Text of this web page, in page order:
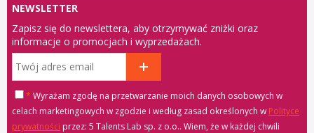
NEWSLETTER
Zapisz się do newslettera, aby otrzymywać zniżki oraz
informacje o promocjach i wyprzedażach.
* Wyrażam zgodę na przetwarzanie moich danych osobowych w
celach marketingowych w zgodzie i według zasad określonych w Polityce
prywatności
przez: 5 Talents Lab sp. z o.o.. Wiem, że w każdej chwili